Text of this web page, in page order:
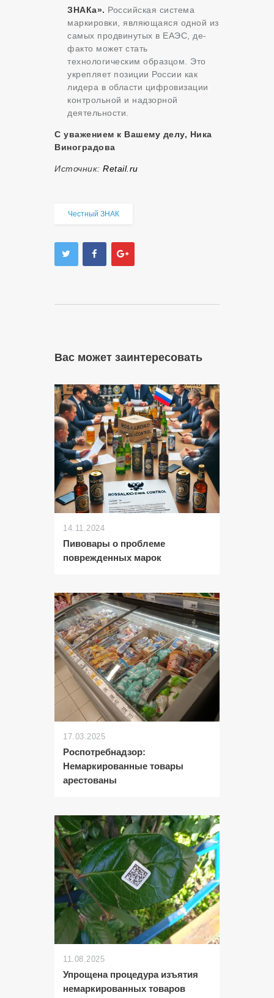
ЗНАКа». Российская система
маркировки, являющаяся одной из
самых продвинутых в ЕАЭС, де-
факто может стать
технологическим образцом. Это
укрепляет позиции России как
лидера в области цифровизации
контрольной и надзорной
деятельности.
С уважением к Вашему делу, Ника
Виноградова
Источник: Retail.ru
Честный ЗНАК
Вас может заинтересовать
14.11.2024
Пивовары о проблеме
поврежденных марок
17.03.2025
Роспотребнадзор:
Немаркированные товары
арестованы
11.08.2025
Упрощена процедура изъятия
немаркированных товаров